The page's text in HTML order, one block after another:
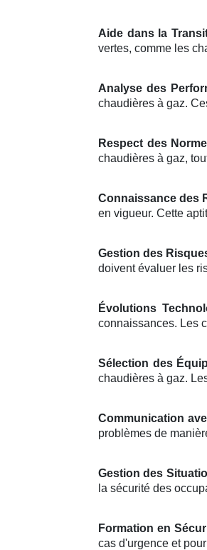
Aide dans la
vertes, comme les
Analyse des
chaudières à gaz.
Respect des
chaudières à gaz,
Connaissance des
en vigueur. Cette
Gestion des
doivent évaluer les
Évolutions
connaissances. Les
Sélection des
chaudières à gaz.
Communication
problèmes de
Gestion des
la sécurité des
Formation en
cas d'urgence et